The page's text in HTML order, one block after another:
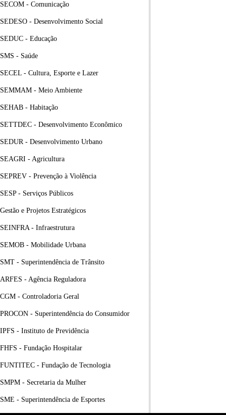
SECOM - Comunicação
SEDESO - Desenvolvimento Social
SEDUC - Educação
SMS - Saúde
SECEL - Cultura, Esporte e Lazer
SEMMAM - Meio Ambiente
SEHAB - Habitação
SETTDEC - Desenvolvimento Econômico
SEDUR - Desenvolvimento Urbano
SEAGRI - Agricultura
SEPREV - Prevenção à Violência
SESP - Serviços Públicos
Gestão e Projetos Estratégicos
SEINFRA - Infraestrutura
SEMOB - Mobilidade Urbana
SMT - Superintendência de Trânsito
ARFES - Agência Reguladora
CGM - Controladoria Geral
PROCON - Superintendência do Consumidor
IPFS - Instituto de Previdência
FHFS - Fundação Hospitalar
FUNTITEC - Fundação de Tecnologia
SMPM - Secretaria da Mulher
SME - Superintendência de Esportes